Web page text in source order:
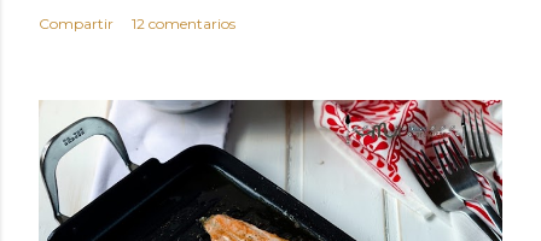
Compartir 12 comentarios